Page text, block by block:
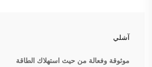
آشلي
موثوقة وفعالة من حيث استهلاك الطاقة